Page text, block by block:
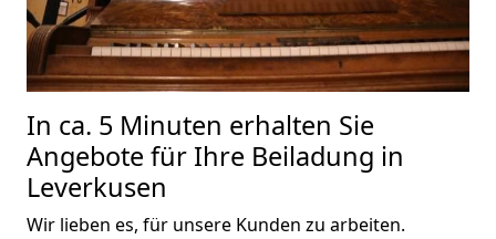
In ca. 5 Minuten erhalten Sie
Angebote für Ihre Beiladung in
Leverkusen
Wir lieben es, für unsere Kunden zu arbeiten.